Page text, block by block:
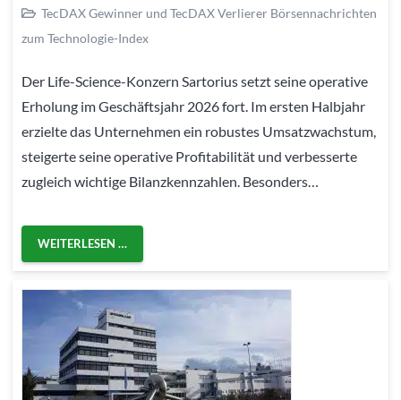
TecDAX Gewinner und TecDAX Verlierer Börsennachrichten
zum Technologie-Index
Der Life-Science-Konzern Sartorius setzt seine operative
Erholung im Geschäftsjahr 2026 fort. Im ersten Halbjahr
erzielte das Unternehmen ein robustes Umsatzwachstum,
steigerte seine operative Profitabilität und verbesserte
zugleich wichtige Bilanzkennzahlen. Besonders…
WEITERLESEN …